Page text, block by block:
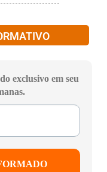
exclusivo em seu